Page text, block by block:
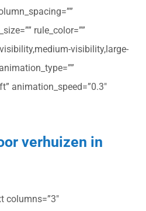
rule_color=””
visibility,large-
animation_speed=”0.3″
verhuizen in
columns=”3″